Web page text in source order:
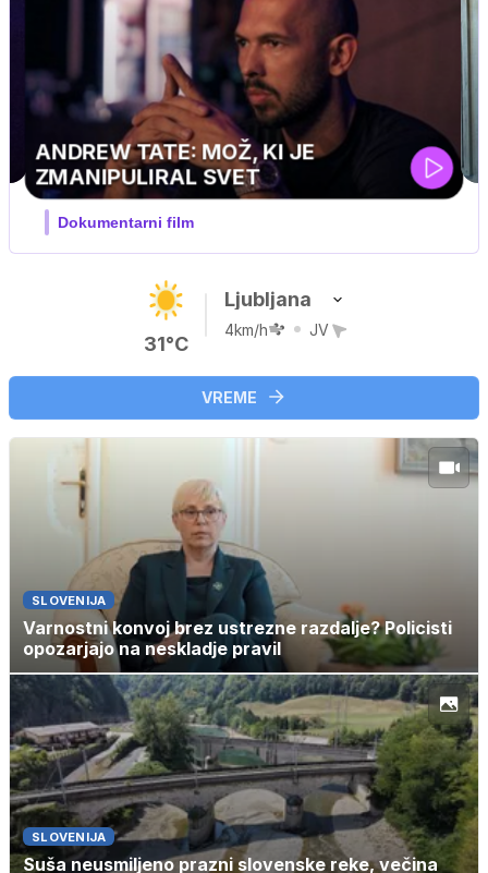
31°C
Ljubljana
4km/h JV
VREME
SLOVENIJA
Varnostni konvoj brez ustrezne razdalje? Policisti
opozarjajo na neskladje pravil
SLOVENIJA
Suša neusmiljeno prazni slovenske reke, večina